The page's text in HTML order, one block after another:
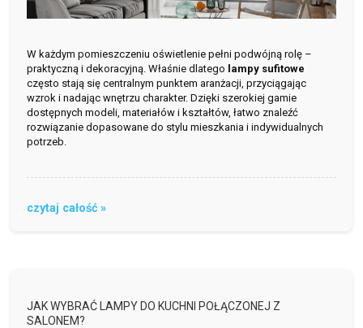
W każdym pomieszczeniu oświetlenie pełni podwójną rolę –
praktyczną i dekoracyjną. Właśnie dlatego lampy sufitowe
często stają się centralnym punktem aranżacji, przyciągając
wzrok i nadając wnętrzu charakter. Dzięki szerokiej gamie
dostępnych modeli, materiałów i kształtów, łatwo znaleźć
rozwiązanie dopasowane do stylu mieszkania i indywidualnych
potrzeb.
czytaj całość »
JAK WYBRAĆ LAMPY DO KUCHNI POŁĄCZONEJ Z
SALONEM?